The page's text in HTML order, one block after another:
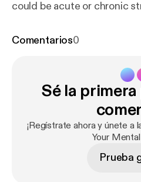
could be acute or chronic
affect your health if it goes
Comentarios0
Sé la
¡Regístrate ahora y únete a
Your
Prueba